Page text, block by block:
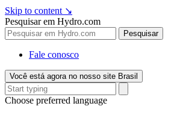
Skip to content ↘
Pesquisar em Hydro.com
Pesquisar
Fale conosco
Você está agora no nosso site Brasil
Choose preferred language